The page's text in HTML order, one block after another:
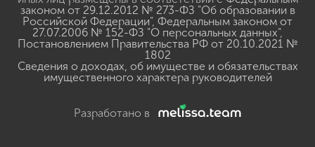
законом от 29.12.2012 № 273-ФЗ "Об образовании в
Российской Федерации", Федеральным законом от
27.07.2006 № 152-ФЗ "О персональных данных",
Постановлением Правительства РФ от 20.10.2021 №
1802
Сведения о доходах, об имуществе и обязательствах
имущественного характера руководителей
Разработано в